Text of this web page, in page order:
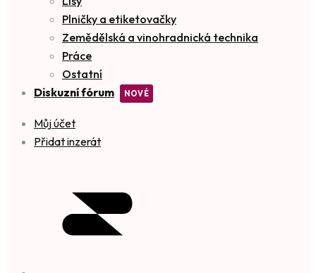
Plničky a etiketovačky
Zemědělská a vinohradnická technika
Práce
Ostatní
Diskuzní fórum
Můj účet
Přidat inzerát